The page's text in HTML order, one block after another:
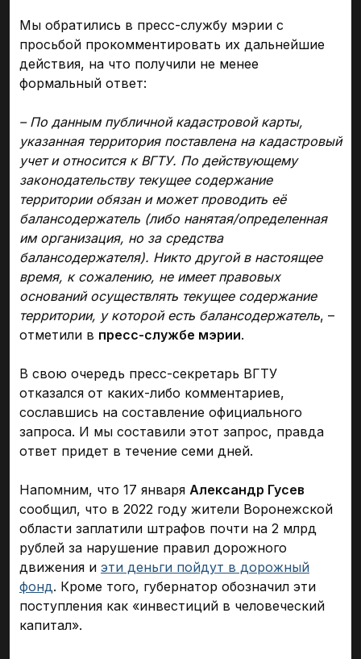
Мы обратились в пресс-службу мэрии с
просьбой прокомментировать их дальнейшие
действия, на что получили не менее
формальный ответ:
– По данным публичной кадастровой карты,
указанная территория поставлена на кадастровый
учет и относится к ВГТУ. По действующему
законодательству текущее содержание
территории обязан и может проводить её
балансодержатель (либо нанятая/определенная
им организация, но за средства
балансодержателя). Никто другой в настоящее
время, к сожалению, не имеет правовых
оснований осуществлять текущее содержание
территории, у которой есть балансодержатель, –
отметили в пресс-службе мэрии.
В свою очередь пресс-секретарь ВГТУ
отказался от каких-либо комментариев,
сославшись на составление официального
запроса. И мы составили этот запрос, правда
ответ придет в течение семи дней.
Напомним, что 17 января Александр Гусев
сообщил, что в 2022 году жители Воронежской
области заплатили штрафов почти на 2 млрд
рублей за нарушение правил дорожного
движения и эти деньги пойдут в дорожный
фонд. Кроме того, губернатор обозначил эти
поступления как «инвестиций в человеческий
капитал».